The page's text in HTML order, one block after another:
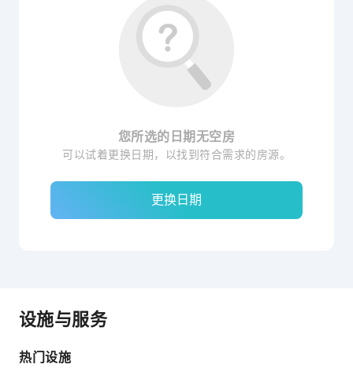
您所选的日期无空房
可以试着更换日期，以找到符合需求的房源。
更换日期
设施与服务
热门设施